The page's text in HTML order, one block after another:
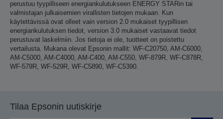
perustuu tyypilliseen energiankulutukseen ENERGY STARin tai
valmistajan julkaisemien virallisten tietojen mukaan. Kun
käytettävissä ovat olleet vain version 2.0 mukaiset tyypillisen
energiankulutuksen tiedot, version 3.0 mukaiset vastaavat tiedot
perustuvat laskelmiin. Jos tietoja ei ole, tuotteet on poistettu
vertailusta. Mukana olevat Epsonin mallit: WF-C20750, AM-C6000,
AM-C5000, AM-C4000, AM-C400, AM-C550, WF-879R, WF-C878R,
WF-579R, WF-529R, WF-C5890, WF-C5390.
Tilaa Epsonin uutiskirje